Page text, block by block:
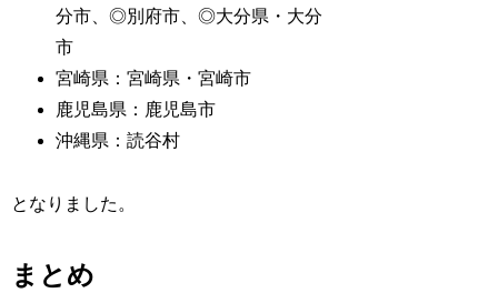
分市、◎別府市、◎大分県・大分
市
宮崎県：宮崎県・宮崎市
鹿児島県：鹿児島市
沖縄県：読谷村
となりました。
まとめ